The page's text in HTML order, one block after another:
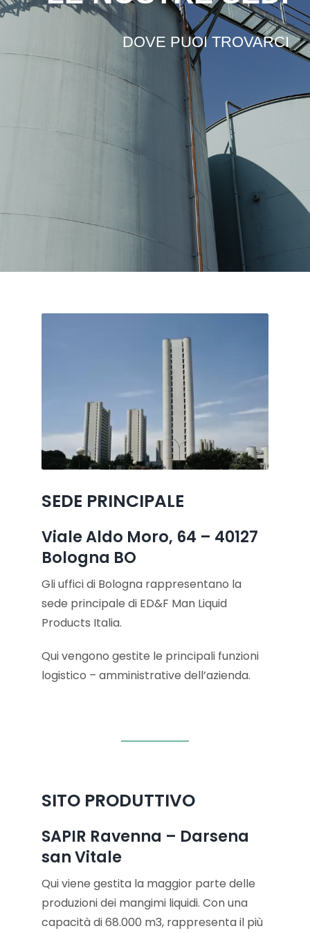
DOVE PUOI TROVARCI
SEDE PRINCIPALE
Viale Aldo Moro, 64 – 40127
Bologna BO
Gli uffici di Bologna rappresentano la
sede principale di ED&F Man Liquid
Products Italia.
Qui vengono gestite le principali funzioni
logistico – amministrative dell’azienda.
SITO PRODUTTIVO
SAPIR Ravenna – Darsena
san Vitale
Qui viene gestita la maggior parte delle
produzioni dei mangimi liquidi. Con una
capacità di 68.000 m3, rappresenta il più